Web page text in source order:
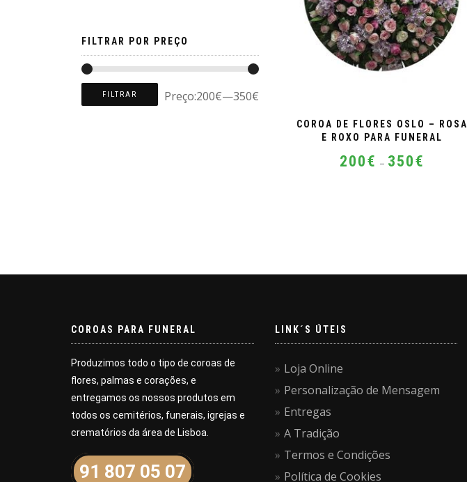
COROA DE FLORES OSLO – ROSA
E ROXO PARA FUNERAL
200€ – 350€
The
chosen
product
FILTRAR POR PREÇO
FILTRAR Preço:200€—350€
COROAS PARA FUNERAL
Produzimos todo o tipo de coroas de
flores, palmas e corações, e
entregamos os nossos produtos em
todos os cemitérios, funerais, igrejas e
crematórios da área de Lisboa.
91 807 05 07
LINK´S ÚTEIS
Loja Online
Personalização de Mensagem
Entregas
A Tradição
Termos e Condições
Política de Cookies